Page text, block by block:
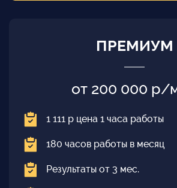
ПРЕМИУМ
от 200 000 р/
1 111 р цена 1 часа работы
180 часов работы в месяц
Результаты от 3 мес.